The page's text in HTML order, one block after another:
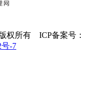
权所有 ICP备案号：
号-7